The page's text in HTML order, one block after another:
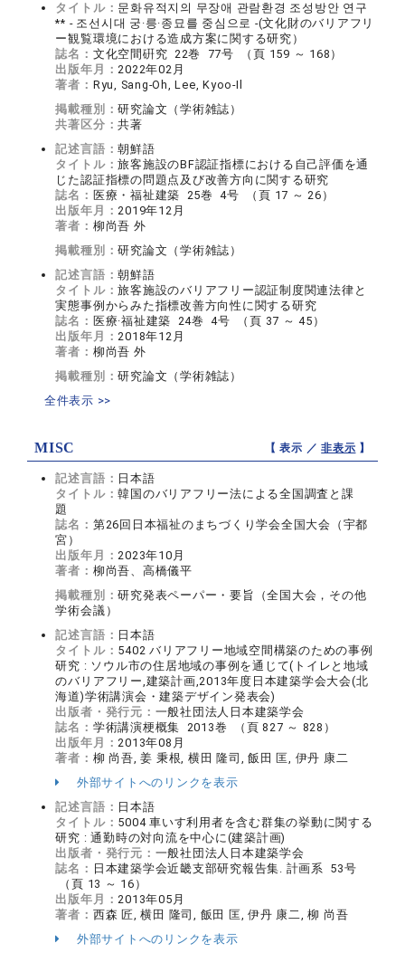
タイトル： 문화유적지의 무장애 관람환경 조성방안 연구
** - 조선시대 궁·릉·종묘를 중심으로 -(文化財のバリアフリ
ー観覧環境における造成方案に関する研究）
誌名： 文化空間硏究 22巻 77号 （頁 159 ～ 168）
出版年月：2022年02月
著者： Ryu, Sang-Oh, Lee, Kyoo-Il
掲載種別：研究論文（学術雑誌）
共著区分：共著
記述言語：朝鮮語
タイトル：旅客施設のBF認証指標における自己評価を通
じた認証指標の問題点及び改善方向に関する研究
誌名： 医療・福祉建築 25巻 4号 （頁 17 ～ 26）
出版年月：2019年12月
著者： 柳尚吾 外
掲載種別：研究論文（学術雑誌）
記述言語：朝鮮語
タイトル：旅客施設のバリアフリー認証制度関連法律と
実態事例からみた指標改善方向性に関する研究
誌名： 医療·福祉建築 24巻 4号 （頁 37 ～ 45）
出版年月：2018年12月
著者： 柳尚吾 外
掲載種別：研究論文（学術雑誌）
全件表示 >>
MISC 【 表示 ／非表示 】
記述言語： 日本語
タイトル：韓国のバリアフリー法による全国調査と課
題
誌名： 第26回日本福祉のまちづくり学会全国大会（宇都
宮）
出版年月：2023年10月
著者： 柳尚吾、高橋儀平
掲載種別：研究発表ペーパー・要旨（全国大会，その他
学術会議）
記述言語： 日本語
タイトル： 5402 バリアフリー地域空間構築のための事例
研究 : ソウル市の住居地域の事例を通じて(トイレと地域
のバリアフリー,建築計画,2013年度日本建築学会大会(北
海道)学術講演会・建築デザイン発表会)
出版者・発行元： 一般社団法人日本建築学会
誌名： 学術講演梗概集 2013巻 （頁 827 ～ 828）
出版年月：2013年08月
著者： 柳 尚吾, 姜 秉根, 横田 隆司, 飯田 匡, 伊丹 康二
外部サイトへのリンクを表示
記述言語： 日本語
タイトル： 5004 車いす利用者を含む群集の挙動に関する
研究 : 通勤時の対向流を中心に(建築計画)
出版者・発行元： 一般社団法人日本建築学会
誌名： 日本建築学会近畿支部研究報告集. 計画系 53号
（頁 13 ～ 16）
出版年月：2013年05月
著者： 西森 匠, 横田 隆司, 飯田 匡, 伊丹 康二, 柳 尚吾
外部サイトへのリンクを表示